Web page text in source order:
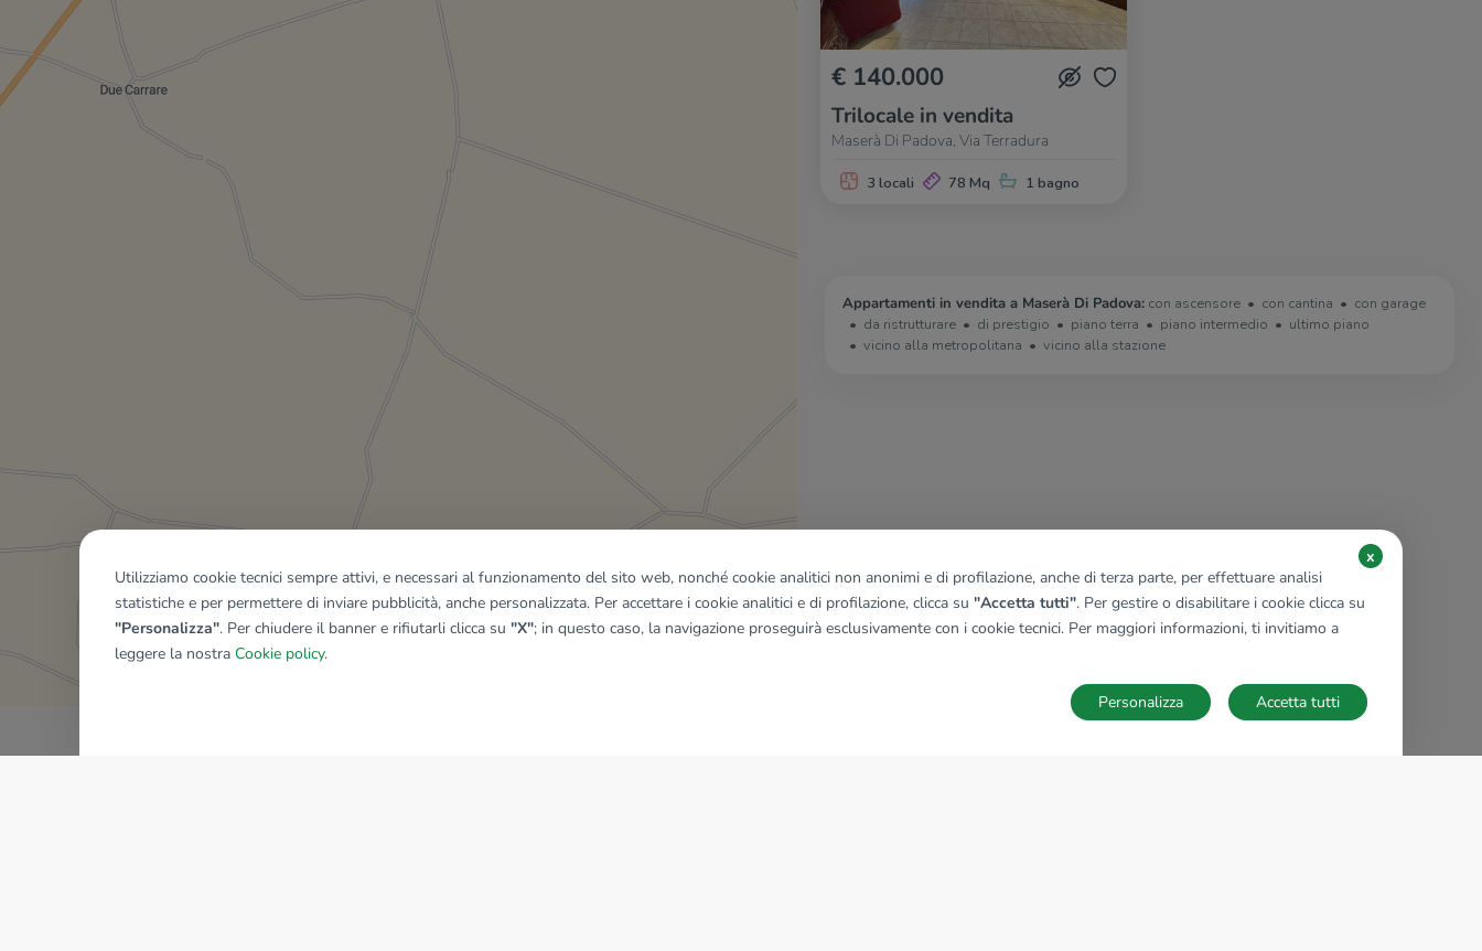
€ 140.000
Trilocale in vendita
Maserà Di Padova, Via Terradura
3 locali 78 Mq 1 bagno
Appartamenti in vendita a Maserà Di Padova: con ascensore con cantina
con garage
da ristrutturare
di prestigio piano terra piano intermedio
ultimo piano
vicino alla metropolitana
vicino alla stazione
Mostra tutti gli immobili del riquadro
Utilizziamo cookie tecnici sempre attivi, e necessari al funzionamento del sito web, nonché cookie analitici non anonimi e di profilazione, anche di terza parte, per effettuare analisi
statistiche e per permettere di inviare pubblicità, anche personalizzata. Per accettare i cookie analitici e di profilazione, clicca su "Accetta tutti". Per gestire o disabilitare i cookie clicca su
"Personalizza". Per chiudere il banner e rifiutarli clicca su "X"; in questo caso, la navigazione proseguirà esclusivamente con i cookie tecnici. Per maggiori informazioni, ti invitiamo a
leggere la nostra Cookie policy.
x
Accetta tutti
Personalizza